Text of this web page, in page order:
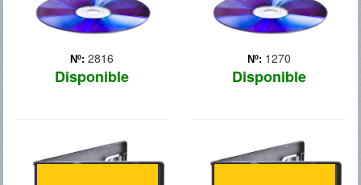
Nº: 2816
Disponible
Nº: 1270
Disponible